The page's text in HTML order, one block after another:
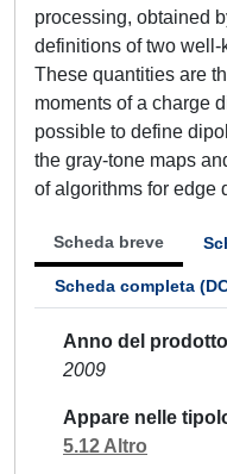
processing, obtained
definitions of two
These quantities are
moments of a charge
possible to define
the gray-tone maps
of algorithms for edge
Scheda breve
Scheda completa
Anno del prodotto
2009
Appare nelle
5.12 Altro